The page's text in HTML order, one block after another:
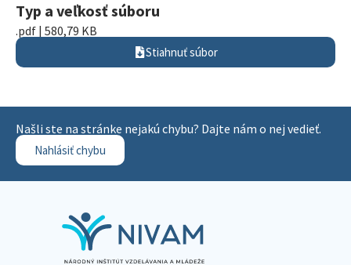
Typ a veľkosť súboru
.pdf | 580,79 KB
Stiahnuť súbor
Našli ste na stránke nejakú chybu? Dajte nám o nej vedieť.
Nahlásiť chybu